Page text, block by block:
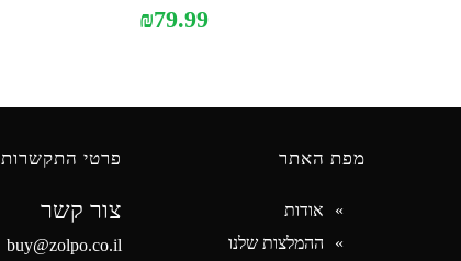
₪79.99
מפת האתר
אודות
ההמלצות שלנו
פרטי התקשרות
צור קשר
buy@zolpo.co.il